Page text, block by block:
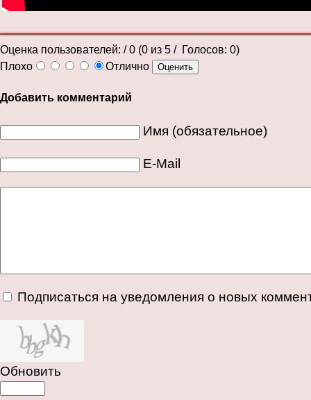
Оценка пользователей: / 0 (0 из 5 / Голосов: 0)
Плохо
Отлично
Добавить комментарий
Имя (обязательное)
E-Mail
Подписаться на уведомления о новых
Обновить